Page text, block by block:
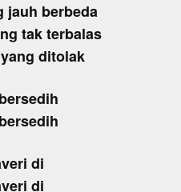
jauh berbeda
tak terbalas
ditolak
di
di